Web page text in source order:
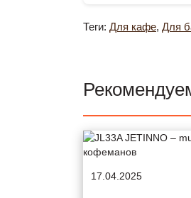
Теги: Для кафе, Для
17.04.2025